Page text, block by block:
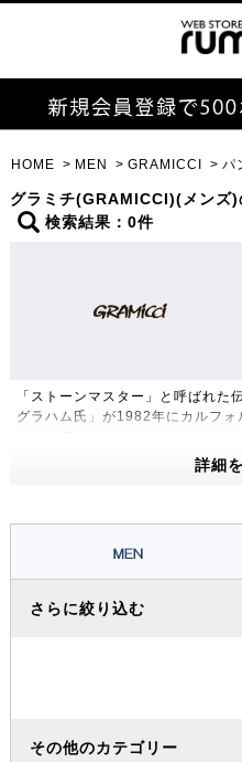
HOME MEN GRAMICCI パ
グラミチ(GRAMICCI)(メンズ)
検索結果：0件
「ストーンマスター」と呼ばれた
グラハム氏」が1982年にカルフ
180度自然な開脚を可能にした「
節できる「Webbingベルト」など
詳細
さらに絞り込む
その他のカテゴリー